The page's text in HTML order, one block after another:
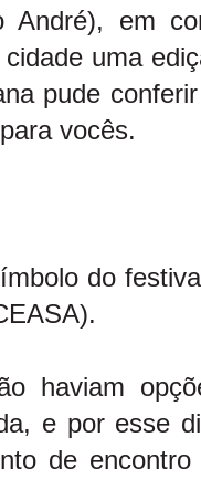
André), em
uma
pude
vocês.
do
haviam
e por esse
de